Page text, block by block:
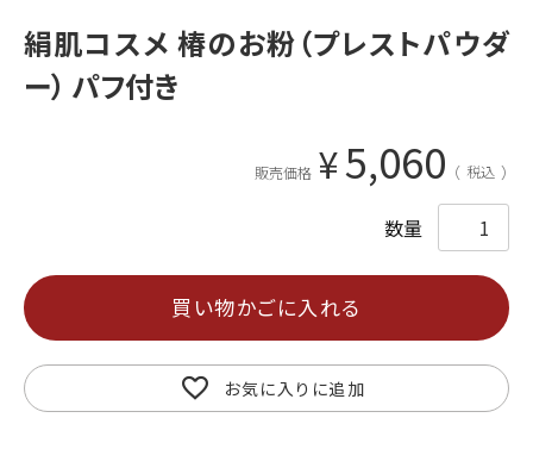
絹肌コスメ 椿のお粉（プレストパウダ
ー） パフ付き
販売価格 ¥5,060 税込
お気に入りに追加
買い物かごに入れる